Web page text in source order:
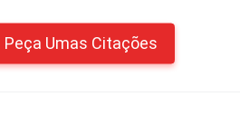
Peça Umas Citações